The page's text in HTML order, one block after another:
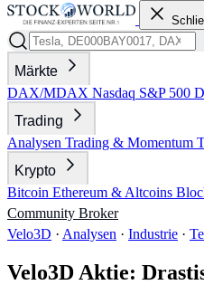
Märkte
DAX/MDAX Nasdaq S&P 500
Trading
Analysen Trading & Momentum
Krypto
Bitcoin Ethereum & Altcoins
Community Broker
Velo3D · Analysen · Industrie ·
Velo3D Aktie: